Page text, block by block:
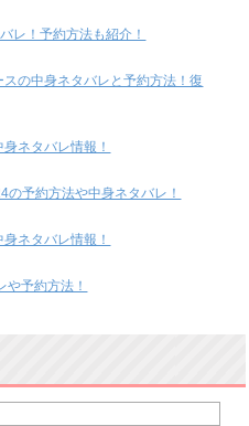
レ！予約方法も紹介！
の中身ネタバレと予約方法！復
ネタバレ情報！
の予約方法や中身ネタバレ！
ネタバレ情報！
や予約方法！